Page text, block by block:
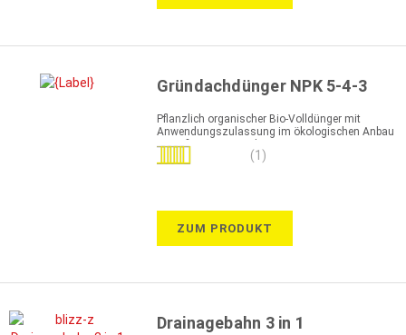
Gründachdünger NPK 5-4-3
Pflanzlich organischer Bio-Volldünger mit
Anwendungszulassung im ökologischen Anbau
gemäß EU-Bioverordnung 834/2007
Bewertung: (1)
ZUM PRODUKT
Drainagebahn 3 in 1